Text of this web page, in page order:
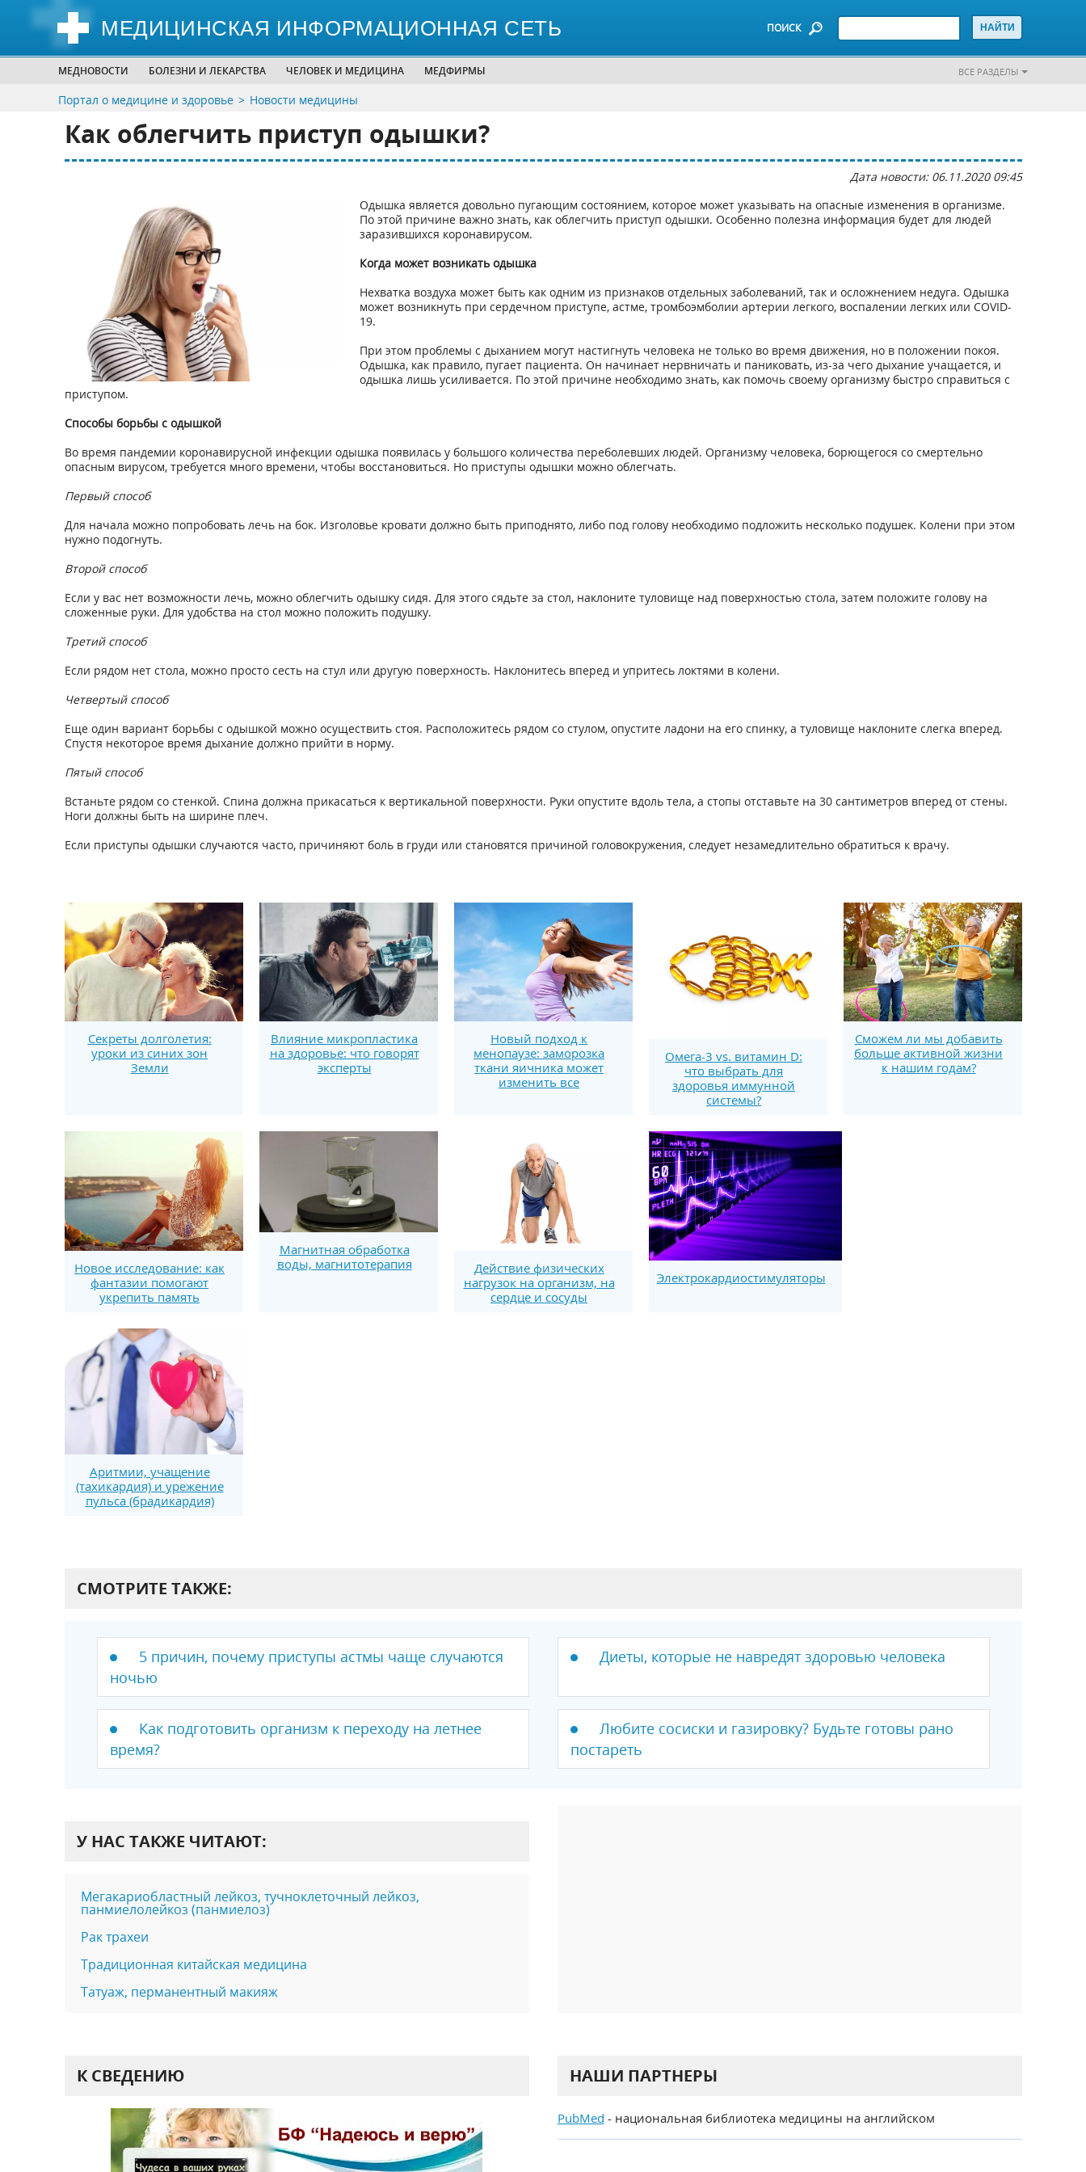
МЕДИЦИНСКАЯ ИНФОРМАЦИОННАЯ СЕТЬ ПОИСК
МЕДНОВОСТИ БОЛЕЗНИ И ЛЕКАРСТВА ЧЕЛОВЕК И МЕДИЦИНА МЕДФИРМЫ ВСЕ РАЗДЕЛЫ
Портал о медицине и здоровье Новости медицины
Как облегчить приступ одышки?
Дата новости: 06.11.2020 09:45
Одышка является довольно пугающим состоянием, которое может указывать на опасные изменения в организме.
По этой причине важно знать, как облегчить приступ одышки. Особенно полезна информация будет для людей
заразившихся коронавирусом.
Когда может возникать одышка
Нехватка воздуха может быть как одним из признаков отдельных заболеваний, так и осложнением недуга. Одышка
может возникнуть при сердечном приступе, астме, тромбоэмболии артерии легкого, воспалении легких или COVID-
19.
При этом проблемы с дыханием могут настигнуть человека не только во время движения, но в положении покоя.
Одышка, как правило, пугает пациента. Он начинает нервничать и паниковать, из-за чего дыхание учащается, и
одышка лишь усиливается. По этой причине необходимо знать, как помочь своему организму быстро справиться с
приступом.
Способы борьбы с одышкой
Во время пандемии коронавирусной инфекции одышка появилась у большого количества переболевших людей. Организму человека, борющегося со смертельно
опасным вирусом, требуется много времени, чтобы восстановиться. Но приступы одышки можно облегчать.
Первый способ
Для начала можно попробовать лечь на бок. Изголовье кровати должно быть приподнято, либо под голову необходимо подложить несколько подушек. Колени при этом
нужно подогнуть.
Второй способ
Если у вас нет возможности лечь, можно облегчить одышку сидя. Для этого сядьте за стол, наклоните туловище над поверхностью стола, затем положите голову на
сложенные руки. Для удобства на стол можно положить подушку.
Третий способ
Если рядом нет стола, можно просто сесть на стул или другую поверхность. Наклонитесь вперед и упритесь локтями в колени.
Четвертый способ
Еще один вариант борьбы с одышкой можно осуществить стоя. Расположитесь рядом со стулом, опустите ладони на его спинку, а туловище наклоните слегка вперед.
Спустя некоторое время дыхание должно прийти в норму.
Пятый способ
Встаньте рядом со стенкой. Спина должна прикасаться к вертикальной поверхности. Руки опустите вдоль тела, а стопы отставьте на 30 сантиметров вперед от стены.
Ноги должны быть на ширине плеч.
Если приступы одышки случаются часто, причиняют боль в груди или становятся причиной головокружения, следует незамедлительно обратиться к врачу.
Секреты долголетия:
уроки из синих зон
Земли
Влияние микропластика
на здоровье: что говорят
эксперты
Новый подход к
менопаузе: заморозка
ткани яичника может
изменить все
Омега-3 vs. витамин D:
что выбрать для
здоровья иммунной
системы?
Сможем ли мы добавить
больше активной жизни
к нашим годам?
Новое исследование: как
фантазии помогают
укрепить память
Магнитная обработка
воды, магнитотерапия
Действие физических
нагрузок на организм, на
сердце и сосуды
Электрокардиостимуляторы
Аритмии, учащение
(тахикардия) и урежение
пульса (брадикардия)
СМОТРИТЕ ТАКЖЕ:
5 причин, почему приступы астмы чаще случаются
ночью
Диеты, которые не навредят здоровью человека
Как подготовить организм к переходу на летнее
время?
Любите сосиски и газировку? Будьте готовы рано
постареть
У НАС ТАКЖЕ ЧИТАЮТ:
Мегакариобластный лейкоз, тучноклеточный лейкоз,
панмиелолейкоз (панмиелоз)
Рак трахеи
Традиционная китайская медицина
Татуаж, перманентный макияж
К СВЕДЕНИЮ НАШИ ПАРТНЕРЫ
PubMed - национальная библиотека медицины на английском